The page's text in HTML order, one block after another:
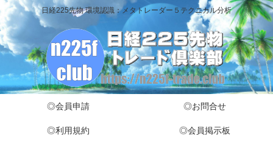
日経225先物 環境認識：メタトレーダー５テクニカル分析
◎会員申請 ◎お問合せ
◎利用規約 ◎会員掲示板